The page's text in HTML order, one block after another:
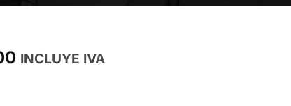
Price
INCLUYE IVA